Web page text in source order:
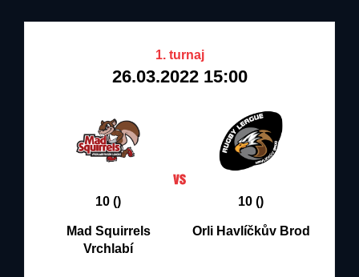
1. turnaj
26.03.2022 15:00
10 ()
Mad Squirrels
Vrchlabí
10 ()
Orli Havlíčkův Brod